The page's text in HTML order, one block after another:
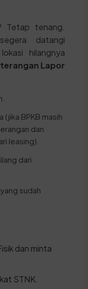
Tetap tenang.
datangi
hilangnya
Lapor
BPKB masih
dan
leasing).
dari
sudah
dan minta
STNK.